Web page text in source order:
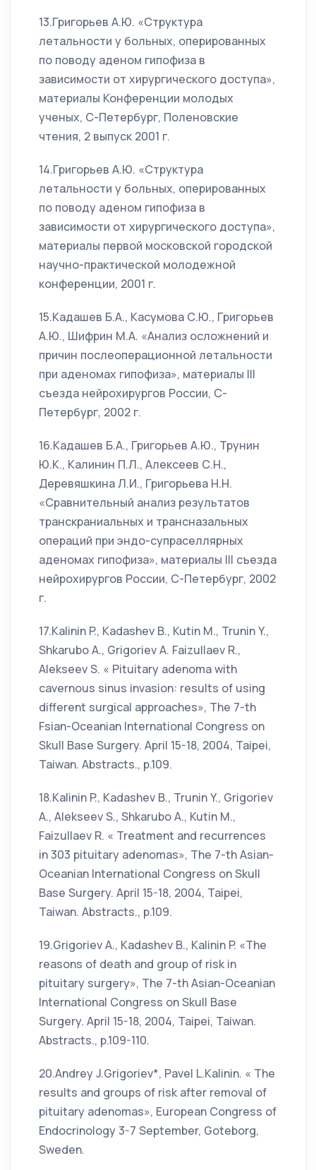
13.Григорьев А.Ю. «Структура
летальности у больных, оперированных
по поводу аденом гипофиза в
зависимости от хирургического доступа»,
материалы Конференции молодых
ученых, С-Петербург, Поленовские
чтения, 2 выпуск 2001 г.
14.Григорьев А.Ю. «Структура
летальности у больных, оперированных
по поводу аденом гипофиза в
зависимости от хирургического доступа»,
материалы первой московской городской
научно-практической молодежной
конференции, 2001 г.
15.Кадашев Б.А., Касумова С.Ю., Григорьев
А.Ю., Шифрин М.А. «Анализ осложнений и
причин послеоперационной летальности
при аденомах гипофиза», материалы III
съезда нейрохирургов России, С-
Петербург, 2002 г.
16.Кадашев Б.А., Григорьев А.Ю., Трунин
Ю.К., Калинин П.Л., Алексеев С.Н.,
Деревяшкина Л.И., Григорьева Н.Н.
«Сравнительный анализ результатов
транскраниальных и трансназальных
операций при эндо-супраселлярных
аденомах гипофиза», материалы III съезда
нейрохирургов России, С-Петербург, 2002
г.
17.Kalinin P., Kadashev B., Kutin M., Trunin Y.,
Shkarubo A., Grigoriev A. Faizullaev R.,
Alekseev S. « Pituitary adenoma with
cavernous sinus invasion: results of using
different surgical approaches», The 7-th
Fsian-Oceanian International Congress on
Skull Base Surgery. April 15-18, 2004, Taipei,
Taiwan. Abstracts., p.109.
18.Kalinin P., Kadashev B., Trunin Y., Grigoriev
A., Alekseev S., Shkarubo A., Kutin M.,
Faizullaev R. « Treatment and recurrences
in 303 pituitary adenomas», The 7-th Asian-
Oceanian International Congress on Skull
Base Surgery. April 15-18, 2004, Taipei,
Taiwan. Abstracts., p.109.
19.Grigoriev A., Kadashev B., Kalinin P. «The
reasons of death and group of risk in
pituitary surgery», The 7-th Asian-Oceanian
International Congress on Skull Base
Surgery. April 15-18, 2004, Taipei, Taiwan.
Abstracts., p.109-110.
20.Andrey J.Grigoriev*, Pavel L.Kalinin. « The
results and groups of risk after removal of
pituitary adenomas», European Congress of
Endocrinology 3-7 September, Goteborg,
Sweden.